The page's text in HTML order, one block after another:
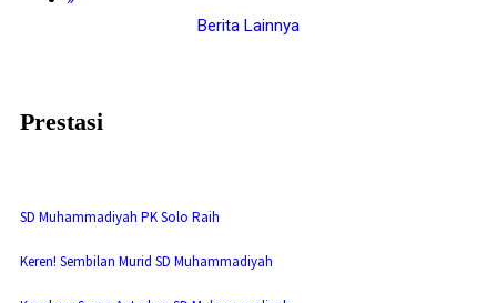
Berita Lainnya
Prestasi
SD Muhammadiyah PK Solo Raih
Keren! Sembilan Murid SD Muhammadiyah